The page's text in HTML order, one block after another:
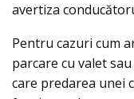
avertiza
Pentru cazuri cum
parcare cu valet
care predarea unei